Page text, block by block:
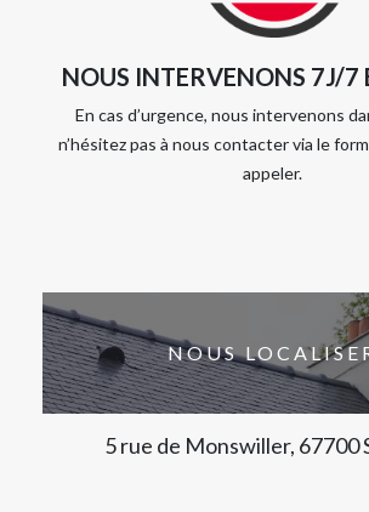
NOUS INTERVENONS 7J/
En cas d’urgence, nous intervenons
n’hésitez pas à nous contacter via le
appeler.
NOUS
5 rue de Monswiller, 67700